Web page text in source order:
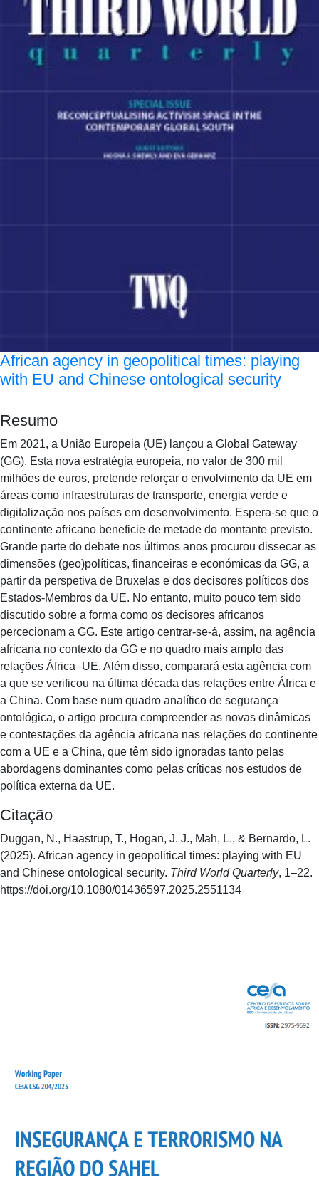
African agency in geopolitical times: playing
with EU and Chinese ontological security
Resumo
Em 2021, a União Europeia (UE) lançou a Global Gateway
(GG). Esta nova estratégia europeia, no valor de 300 mil
milhões de euros, pretende reforçar o envolvimento da UE em
áreas como infraestruturas de transporte, energia verde e
digitalização nos países em desenvolvimento. Espera-se que o
continente africano beneficie de metade do montante previsto.
Grande parte do debate nos últimos anos procurou dissecar as
dimensões (geo)políticas, financeiras e económicas da GG, a
partir da perspetiva de Bruxelas e dos decisores políticos dos
Estados-Membros da UE. No entanto, muito pouco tem sido
discutido sobre a forma como os decisores africanos
percecionam a GG. Este artigo centrar-se-á, assim, na agência
africana no contexto da GG e no quadro mais amplo das
relações África–UE. Além disso, comparará esta agência com
a que se verificou na última década das relações entre África e
a China. Com base num quadro analítico de segurança
ontológica, o artigo procura compreender as novas dinâmicas
e contestações da agência africana nas relações do continente
com a UE e a China, que têm sido ignoradas tanto pelas
abordagens dominantes como pelas críticas nos estudos de
política externa da UE.
Citação
Duggan, N., Haastrup, T., Hogan, J. J., Mah, L., & Bernardo, L.
(2025). African agency in geopolitical times: playing with EU
and Chinese ontological security. Third World Quarterly, 1–22.
https://doi.org/10.1080/01436597.2025.2551134